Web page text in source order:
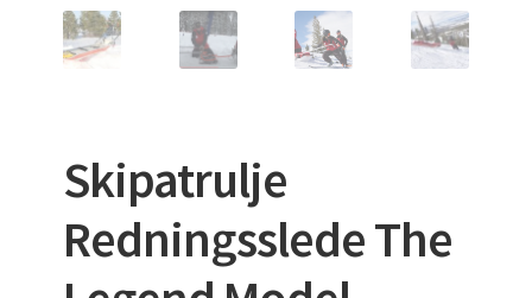
Skipatrulje
Redningsslede The